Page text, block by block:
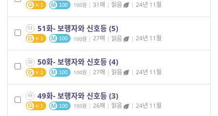
1 100 100 | 31매 | 읽음 | 24년 11월
51 51화- 보행자와 신호등 (5)
1 100 100 | 27매 | 읽음 | 24년 11월
50 50화- 보행자와 신호등 (4)
1 100 100 | 27매 | 읽음 | 24년 11월
49 49화- 보행자와 신호등 (3)
1 100 100 | 26매 | 읽음 | 24년 11월